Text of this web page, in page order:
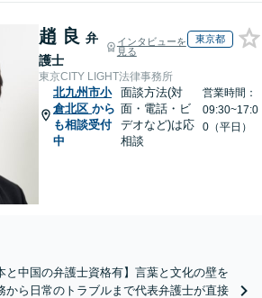
趙 良 弁
護士
インタビューを
見る
東京都
東京CITY LIGHT法律事務所
北九州市小
倉北区 から
も相談受付
中
面談方法(対
面・電話・ビ
デオなど)は応
相談
営業時間：
09:30~17:0
0（平日）
と中国の弁護士資格有】言葉と文化の壁を
から日常のトラブルまで代表弁護士が直接